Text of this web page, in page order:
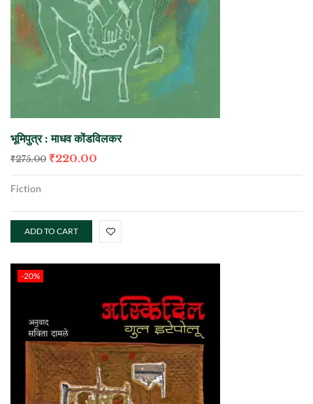
भूमिपुत्र : माधव कोंडविलकर
₹275.00 ₹220.00
Fiction
ADD TO CART
-20%